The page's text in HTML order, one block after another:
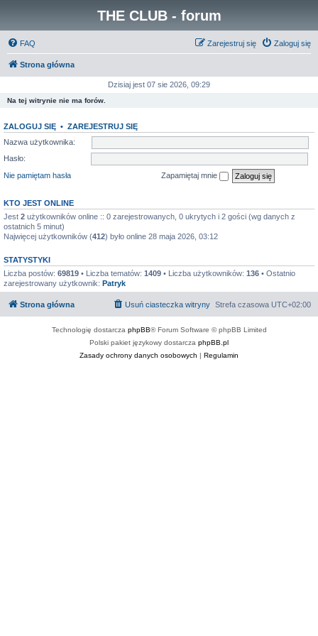
THE CLUB - forum
FAQ Zaloguj się
Zarejestruj się
Strona główna
Dzisiaj jest 07 sie 2026, 09:29
Na tej witrynie nie ma forów.
ZALOGUJ SIĘ • ZAREJESTRUJ SIĘ
Nazwa użytkownika:
Hasło:
Nie pamiętam hasła
Zapamiętaj mnie
KTO JEST ONLINE
Jest 2 użytkowników online :: 0 zarejestrowanych, 0 ukrytych i 2 gości (wg danych z
ostatnich 5 minut)
Najwięcej użytkowników (412) było online 28 maja 2026, 03:12
STATYSTYKI
Liczba postów: 69819 • Liczba tematów: 1409 • Liczba użytkowników: 136 • Ostatnio
zarejestrowany użytkownik: Patryk
Strona główna Strefa czasowa UTC+02:00
Usuń ciasteczka witryny
Technologię dostarcza phpBB® Forum Software © phpBB Limited
Polski pakiet językowy dostarcza phpBB.pl
Zasady ochrony danych osobowych | Regulamin